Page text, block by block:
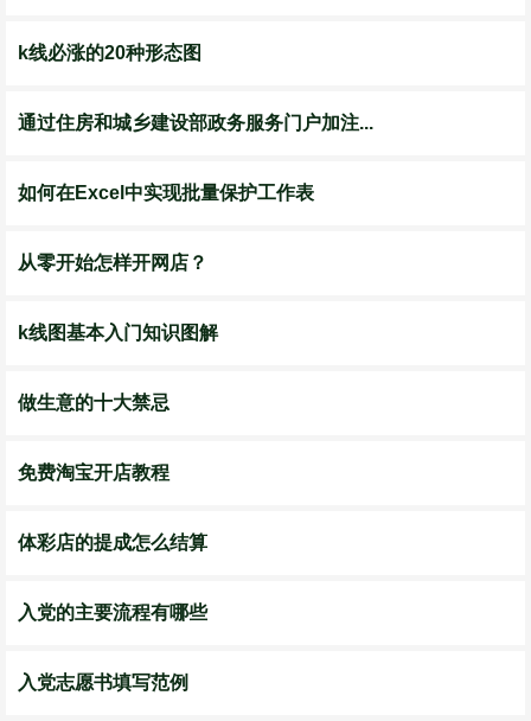
k线必涨的20种形态图
通过住房和城乡建设部政务服务门户加注...
如何在Excel中实现批量保护工作表
从零开始怎样开网店？
k线图基本入门知识图解
做生意的十大禁忌
免费淘宝开店教程
体彩店的提成怎么结算
入党的主要流程有哪些
入党志愿书填写范例